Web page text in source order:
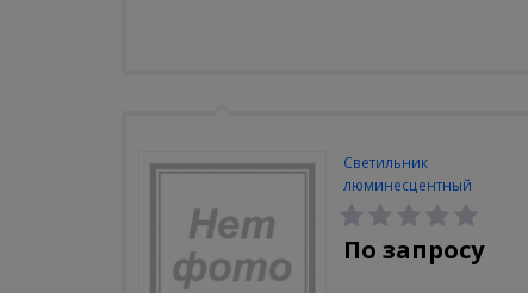
Светильник
люминесцентный
Navigator NEL-A2-E130-T4-
840/WH
По запросу